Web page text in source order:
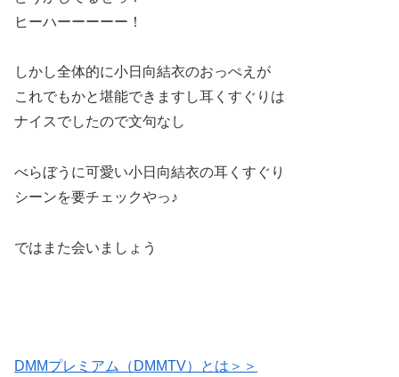
ヒーハーーーーー！
しかし全体的に小日向結衣のおっぺえが
これでもかと堪能できますし耳くすぐりは
ナイスでしたので文句なし
べらぼうに可愛い小日向結衣の耳くすぐり
シーンを要チェックやっ♪
ではまた会いましょう
DMMプレミアム（DMMTV）とは＞＞